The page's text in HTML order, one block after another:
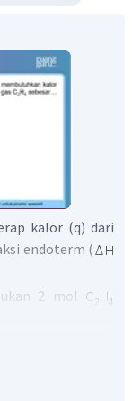
kalor (q) dari
endoterm (
2 mol